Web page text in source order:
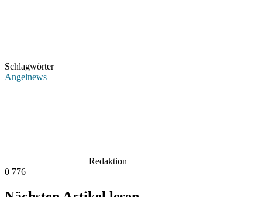
Schlagwörter
Angelnews
Redaktion
0 776